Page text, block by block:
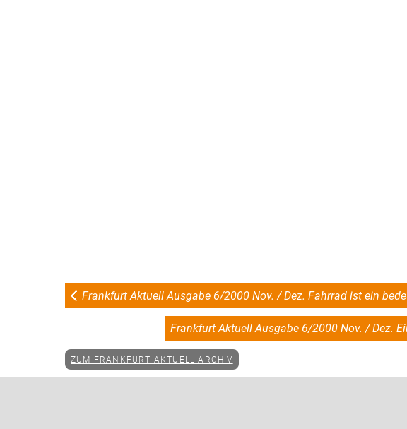
Frankfurt Aktuell Ausgabe 6/2000 Nov. / Dez. Fahrrad ist ein
Frankfurt Aktuell Ausgabe 6/2000 Nov. / Dez.
ZUM FRANKFURT AKTUELL ARCHIV